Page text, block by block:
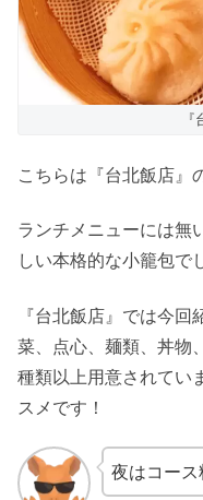
こちらは『台北飯店』
ランチメニューには無
しい本格的な小籠包で
『台北飯店』では今
菜、点心、麺類、丼物
種類以上用意されてい
スメです！
夜はコース